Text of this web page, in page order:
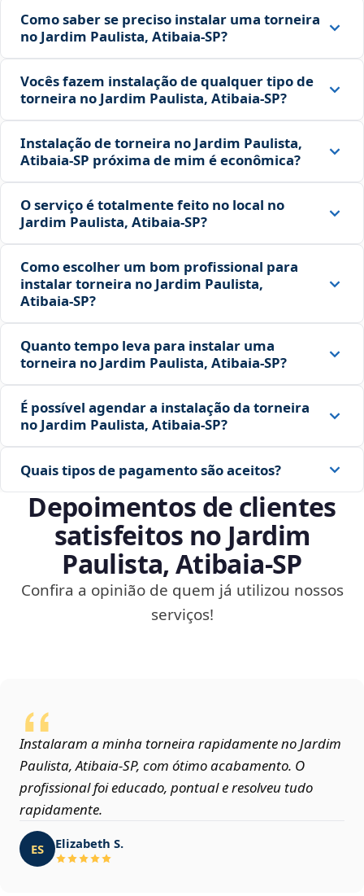
Como saber se preciso instalar uma torneira
no Jardim Paulista, Atibaia‑SP?
Vocês fazem instalação de qualquer tipo de
torneira no Jardim Paulista, Atibaia‑SP?
Instalação de torneira no Jardim Paulista,
Atibaia‑SP próxima de mim é econômica?
O serviço é totalmente feito no local no
Jardim Paulista, Atibaia‑SP?
Como escolher um bom profissional para
instalar torneira no Jardim Paulista,
Atibaia‑SP?
Quanto tempo leva para instalar uma
torneira no Jardim Paulista, Atibaia‑SP?
É possível agendar a instalação da torneira
no Jardim Paulista, Atibaia‑SP?
Quais tipos de pagamento são aceitos?
Depoimentos de clientes
satisfeitos no Jardim
Paulista, Atibaia‑SP
Confira a opinião de quem já utilizou nossos
serviços!
Instalaram a minha torneira rapidamente no Jardim
Paulista, Atibaia‑SP, com ótimo acabamento. O
profissional foi educado, pontual e resolveu tudo
rapidamente.
ES Elizabeth S.